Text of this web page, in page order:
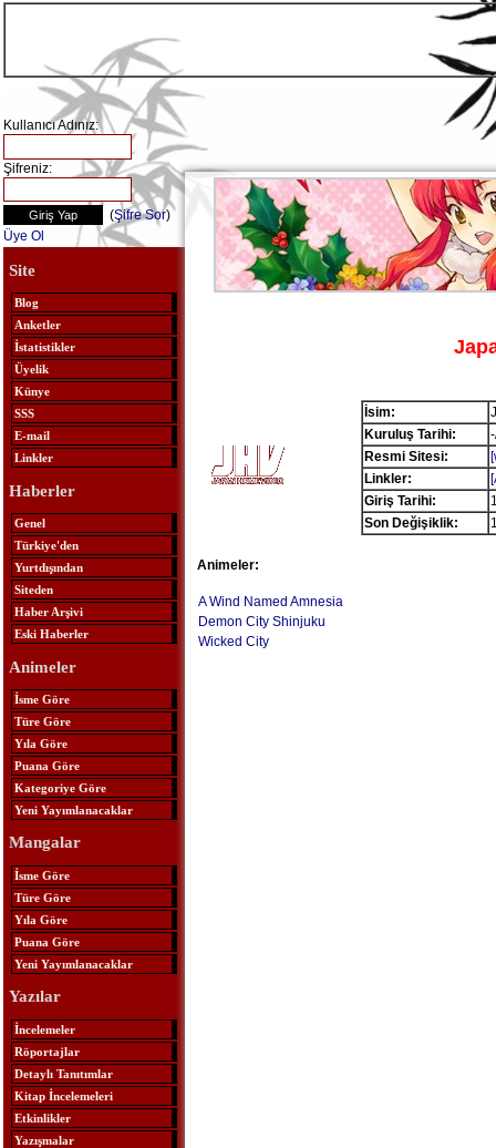
Kullanıcı Adınız:
Şifreniz:
(Şifre Sor)
Üye Ol
Site
Blog
Anketler
İstatistikler
Üyelik
Künye
SSS
E-mail
Linkler
Haberler
Genel
Türkiye'den
Yurtdışından
Siteden
Haber Arşivi
Eski Haberler
Animeler
İsme Göre
Türe Göre
Yıla Göre
Puana Göre
Kategoriye Göre
Yeni Yayımlanacaklar
Mangalar
İsme Göre
Türe Göre
Yıla Göre
Puana Göre
Yeni Yayımlanacaklar
Yazılar
İncelemeler
Röportajlar
Detaylı Tanıtımlar
Kitap İncelemeleri
Etkinlikler
Yazışmalar
İsim:
Kuruluş Tarihi:
Resmi Sitesi:
Linkler:
Giriş Tarihi:
Son Değişiklik:
Animeler:
A Wind Named Amnesia
Demon City Shinjuku
Wicked City